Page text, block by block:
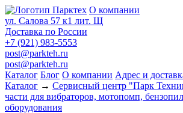
О компании
ул. Салова 57 к1 лит. Щ
Доставка по России
+7 (921) 983-5553
post@parkteh.ru
post@parkteh.ru
Каталог Блог О компании Адрес и
Каталог → Сервисный центр "Парк
части для вибраторов, мотопомп,
оборудования